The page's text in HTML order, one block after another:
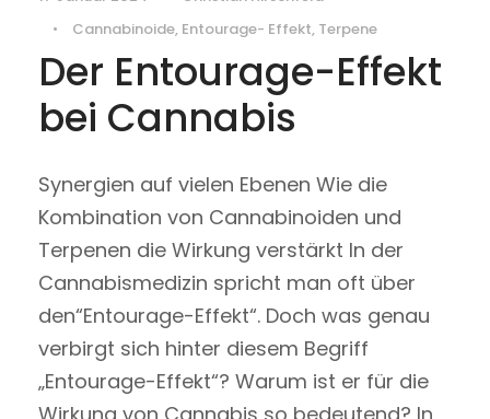
•
Cannabinoide, Entourage- Effekt, Terpene
Der Entourage-Effekt
bei Cannabis
Synergien auf vielen Ebenen Wie die
Kombination von Cannabinoiden und
Terpenen die Wirkung verstärkt In der
Cannabismedizin spricht man oft über
den“Entourage-Effekt“. Doch was genau
verbirgt sich hinter diesem Begriff
„Entourage-Effekt“? Warum ist er für die